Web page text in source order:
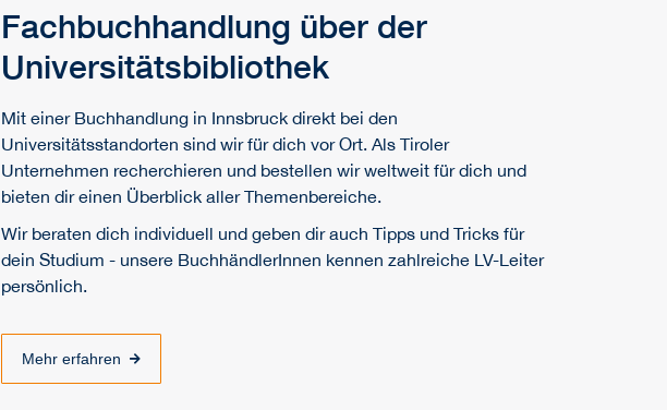
Fachbuchhandlung über der
Universitätsbibliothek
Mit einer Buchhandlung in Innsbruck direkt bei den
Universitätsstandorten sind wir für dich vor Ort. Als Tiroler
Unternehmen recherchieren und bestellen wir weltweit für dich und
bieten dir einen Überblick aller Themenbereiche.
Wir beraten dich individuell und geben dir auch Tipps und Tricks für
dein Studium - unsere BuchhändlerInnen kennen zahlreiche LV-Leiter
persönlich.
Mehr erfahren